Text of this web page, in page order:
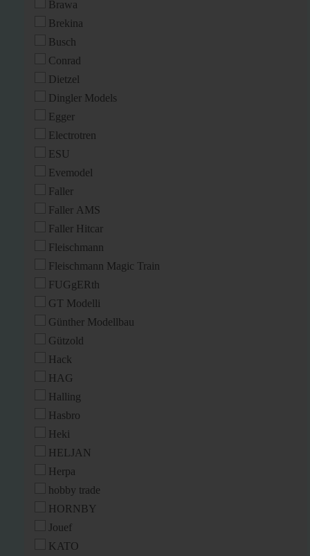
Brawa
Brekina
Busch
Conrad
Dietzel
Dingler Models
Egger
Electrotren
ESU
Evemodel
Faller
Faller AMS
Faller Hitcar
Fleischmann
Fleischmann Magic Train
FUGgERth
GT Modelli
Günther Modellbau
Gützold
Hack
HAG
Halling
Hasbro
Heki
HELJAN
Herpa
hobby trade
HORNBY
Jouef
KATO